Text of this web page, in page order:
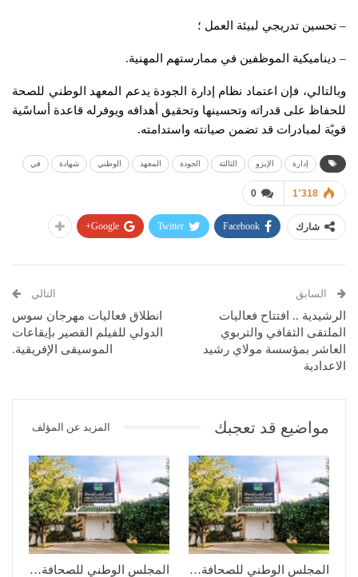
– تحسين تدريجي لبيئة العمل ؛
– ديناميكية الموظفين في ممارستهم المهنية.
وبالتالي، فإن اعتماد نظام إدارة الجودة يدعم المعهد الوطني للصحة
للحفاظ على قدراته وتحسينها وتحقيق أهدافه ويوفرله قاعدة أساسًية
قويًة لمبادرات قد تضمن صيانته واستدامته.
إدارة الإيزو الثالثة الجودة المعهد الوطني شهادة في
0 1٬318
شارك Facebook
Twitter
Google+
السابق
الرشيدية .. افتتاح فعاليات
الملتقى الثقافي والتربوي
العاشر بمؤسسة مولاي رشيد
الاعدادية
التالي
انطلاق فعاليات مهرجان سوس
الدولي للفيلم القصير بإيقاعات
الموسيقى الإفريقية.
مواضيع قد تعجبك المزيد عن المؤلف
المجلس الوطني للصحافة… المجلس الوطني للصحافة…